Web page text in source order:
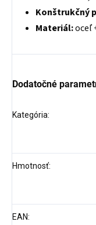
Konštrukčný
Materiál:oceľ
Dodatočné
Kategória:
Hmotnosť:
EAN: